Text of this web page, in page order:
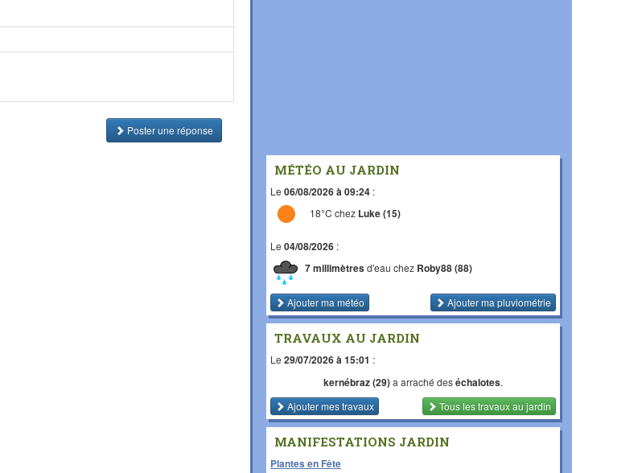
Poster une réponse
MÉTÉO AU JARDIN
Le 06/08/2026 à 09:24 :
18°C chez Luke (15)
Le 04/08/2026 :
7 millimètresd'eau chez Roby88 (88)
Ajouter ma météo Ajouter ma pluviométrie
TRAVAUX AU JARDIN
Le 29/07/2026 à 15:01 :
kernébraz (29)a arraché deséchalotes.
Ajouter mes travaux
Tous les travauxau jardin
MANIFESTATIONS JARDIN
Plantes en Fête